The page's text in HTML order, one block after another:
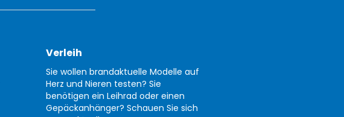
Verleih
Sie wollen brandaktuelle Modelle auf
Herz und Nieren testen? Sie
benötigen ein Leihrad oder einen
Gepäckanhänger? Schauen Sie sich